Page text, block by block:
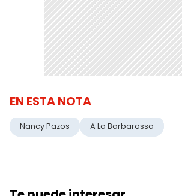
EN ESTA NOTA
Nancy Pazos A La Barbarossa